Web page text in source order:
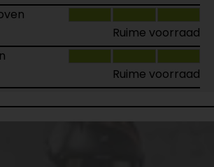
Ruime voorraad
Ruime voorraad